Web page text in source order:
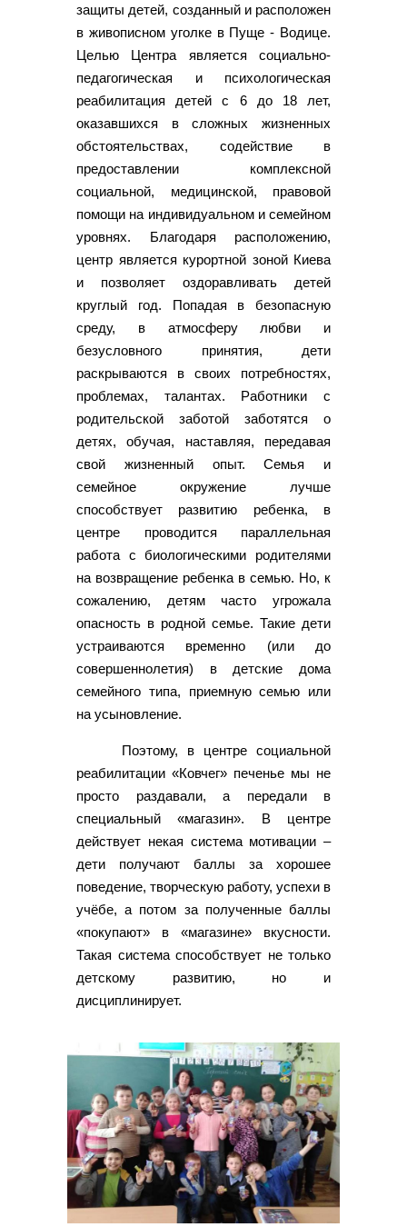
защиты детей, созданный и расположен
в живописном уголке в Пуще - Водице.
Целью Центра является социально-
педагогическая и психологическая
реабилитация детей с 6 до 18 лет,
оказавшихся в сложных жизненных
обстоятельствах, содействие в
предоставлении комплексной
социальной, медицинской, правовой
помощи на индивидуальном и семейном
уровнях. Благодаря расположению,
центр является курортной зоной Киева
и позволяет оздоравливать детей
круглый год. Попадая в безопасную
среду, в атмосферу любви и
безусловного принятия, дети
раскрываются в своих потребностях,
проблемах, талантах. Работники с
родительской заботой заботятся о
детях, обучая, наставляя, передавая
свой жизненный опыт. Семья и
семейное окружение лучше
способствует развитию ребенка, в
центре проводится параллельная
работа с биологическими родителями
на возвращение ребенка в семью. Но, к
сожалению, детям часто угрожала
опасность в родной семье. Такие дети
устраиваются временно (или до
совершеннолетия) в детские дома
семейного типа, приемную семью или
на усыновление.
Поэтому, в центре социальной
реабилитации «Ковчег» печенье мы не
просто раздавали, а передали в
специальный «магазин». В центре
действует некая система мотивации –
дети получают баллы за хорошее
поведение, творческую работу, успехи в
учёбе, а потом за полученные баллы
«покупают» в «магазине» вкусности.
Такая система способствует не только
детскому развитию, но и
дисциплинирует.